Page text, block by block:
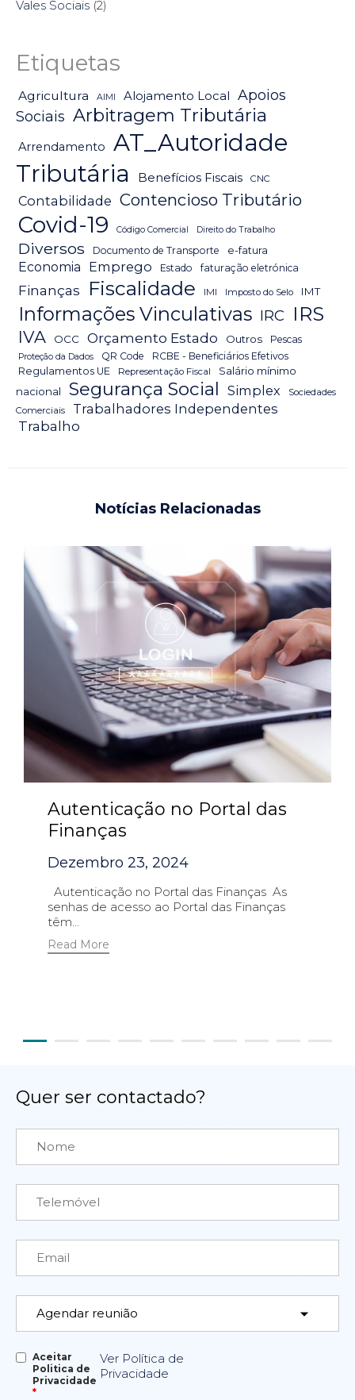
Vales Sociais (2)
Etiquetas
Agricultura AIMI Alojamento Local
Apoios
Sociais Arbitragem Tributária
Arrendamento
AT_Autoridade
Tributária
Benefícios Fiscais CNC
Contabilidade Contencioso Tributário
Covid-19 Código Comercial Direito do Trabalho
Diversos Documento de Transporte e-fatura
Economia Emprego Estado faturação eletrónica
Finanças Fiscalidade IMI Imposto do Selo IMT
Informações Vinculativas IRC IRS
IVA OCC Orçamento Estado Outros Pescas
Proteção da Dados QR Code
RCBE - Beneficiários Efetivos
Regulamentos UE
Representação Fiscal
Salário mínimo
nacional
Segurança Social Simplex
Sociedades
Comerciais
Trabalhadores Independentes
Trabalho
Notícias Relacionadas
Autenticação no Portal das
Finanças
Dezembro 23, 2024
Autenticação no Portal das Finanças As
senhas de acesso ao Portal das Finanças
têm...
Read More
Quer ser contactado?
Aceitar
Politica de
Privacidade
*
Ver Política de
Privacidade